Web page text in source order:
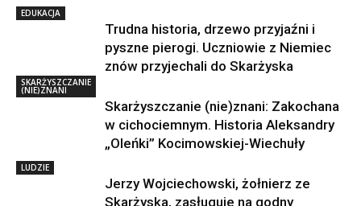
EDUKACJA
Trudna historia, drzewo przyjaźni i
pyszne pierogi. Uczniowie z Niemiec
znów przyjechali do Skarżyska
SKARŻYSZCZANIE
(NIE)ZNANI
Skarżyszczanie (nie)znani: Zakochana
w cichociemnym. Historia Aleksandry
„Oleńki” Kocimowskiej-Wiechuły
LUDZIE
Jerzy Wojciechowski, żołnierz ze
Skarżyska, zasługuje na godny